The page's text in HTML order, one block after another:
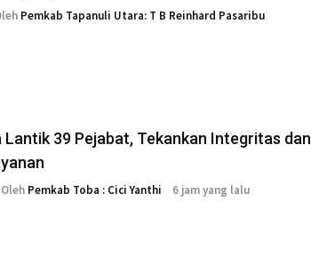
Pemkab Tapanuli Utara: T B Reinhard Pasaribu
Lantik 39 Pejabat, Tekankan Integritas dan
Oleh Pemkab Toba : Cici Yanthi 6 jam yang lalu